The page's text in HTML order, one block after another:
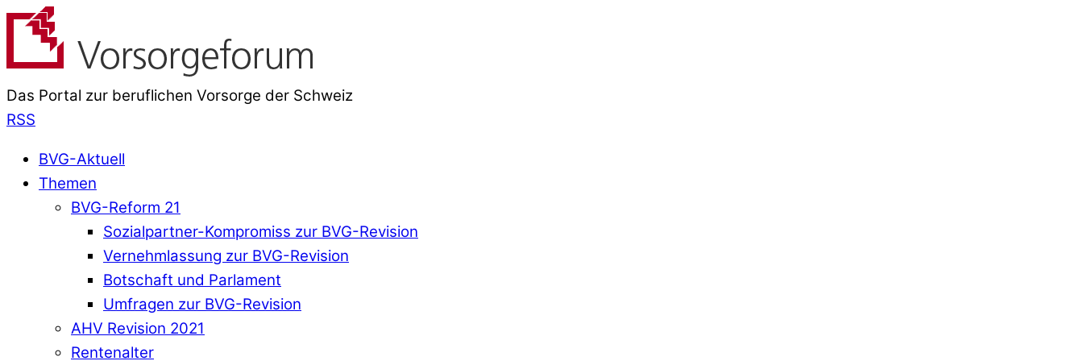
Das Portal zur beruflichen Vorsorge der Schweiz
RSS
BVG-Aktuell
Themen
BVG-Reform 21
Sozialpartner-Kompromiss zur BVG-Revision
Vernehmlassung zur BVG-Revision
Botschaft und Parlament
Umfragen zur BVG-Revision
AHV Revision 2021
Rentenalter